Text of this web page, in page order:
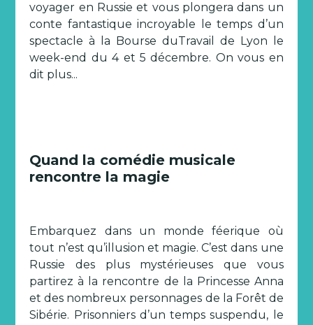
voyager en Russie et vous plongera dans un
conte fantastique incroyable le temps d’un
spectacle à la Bourse duTravail de Lyon le
week-end du 4 et 5 décembre. On vous en
dit plus...
Quand la comédie musicale
rencontre la magie
Embarquez dans un monde féerique où
tout n’est qu’illusion et magie. C’est dans une
Russie des plus mystérieuses que vous
partirez à la rencontre de la Princesse Anna
et des nombreux personnages de la Forêt de
Sibérie. Prisonniers d’un temps suspendu, le